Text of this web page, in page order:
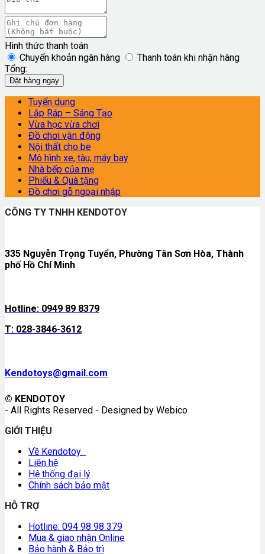
Hình thức thanh toán
Chuyển khoản ngân hàng
Thanh toán khi nhận hàng
Tổng:
Đặt hàng ngay
Tuyển dụng
Lắp Ráp – Sáng Tạo
Vừa học vừa chơi
Đồ chơi vận động
Nội thất cho be
Mô hình xe, tàu, máy bay
Nhà bếp của mẹ
Phiếu & Quà tặng
Đồ chơi gỗ ngoại nhập
CÔNG TY TNHH KENDOTOY
335 Nguyễn Trọng Tuyển, Phường Tân Sơn Hòa, Thành
phố Hồ Chí Minh
Hotline: 0949 89 8379
T: 028-3846-3612
Kendotoys@gmail.com
© KENDOTOY
- All Rights Reserved - Designed by Webico
GIỚI THIỆU
Về Kendotoy
Liên hệ
Hệ thống đại lý
Chính sách bảo mật
HỖ TRỢ
Hotline: 094 98 98 379
Mua & giao nhận Online
Bảo hành & Bảo trì